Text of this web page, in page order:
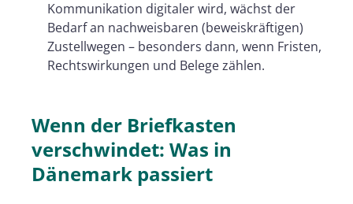
Kommunikation digitaler wird, wächst der
Bedarf an nachweisbaren (beweiskräftigen)
Zustellwegen – besonders dann, wenn Fristen,
Rechtswirkungen und Belege zählen.
Wenn der Briefkasten
verschwindet: Was in
Dänemark passiert